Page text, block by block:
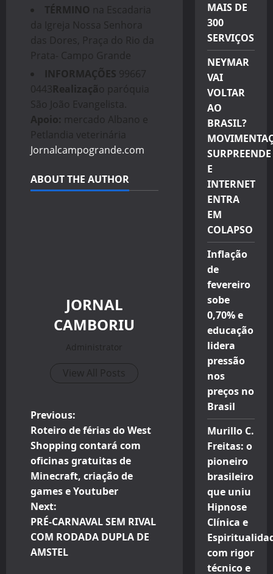
TÉRMINO na Escadaria
da Igreja Nossa Senhora
das Dores, Praça do Rio da
Prata- Campo Grande
INFORMAÇÕES 99667
0443Realização paróquia
São João Evangelista.
Apoio: mercado Albano e
Petlandia veterinária
Jornalcampogrande.com
ABOUT THE AUTHOR
JORNAL
CAMBORIU
Administrator
View All Posts
P
o
s
t
n
a
Previous:
Roteiro de férias do West
Shopping contará com
oficinas gratuitas de
Minecraft, criação de
games e Youtuber
Next:
PRÉ-CARNAVAL SEM RIVAL
COM RODADA DUPLA DE
AMSTEL
MAIS DE
300
SERVIÇOS
NEYMAR
VAI
VOLTAR
AO
BRASIL?
SURPREENDE
E
INTERNET
ENTRA
EM
COLAPSO
Inflação
de
fevereiro
sobe
0,70% e
educação
lidera
pressão
nos
preços no
Brasil
Murillo C.
Freitas: o
pioneiro
brasileiro
que uniu
Hipnose
Clínica e
com rigor
técnico e